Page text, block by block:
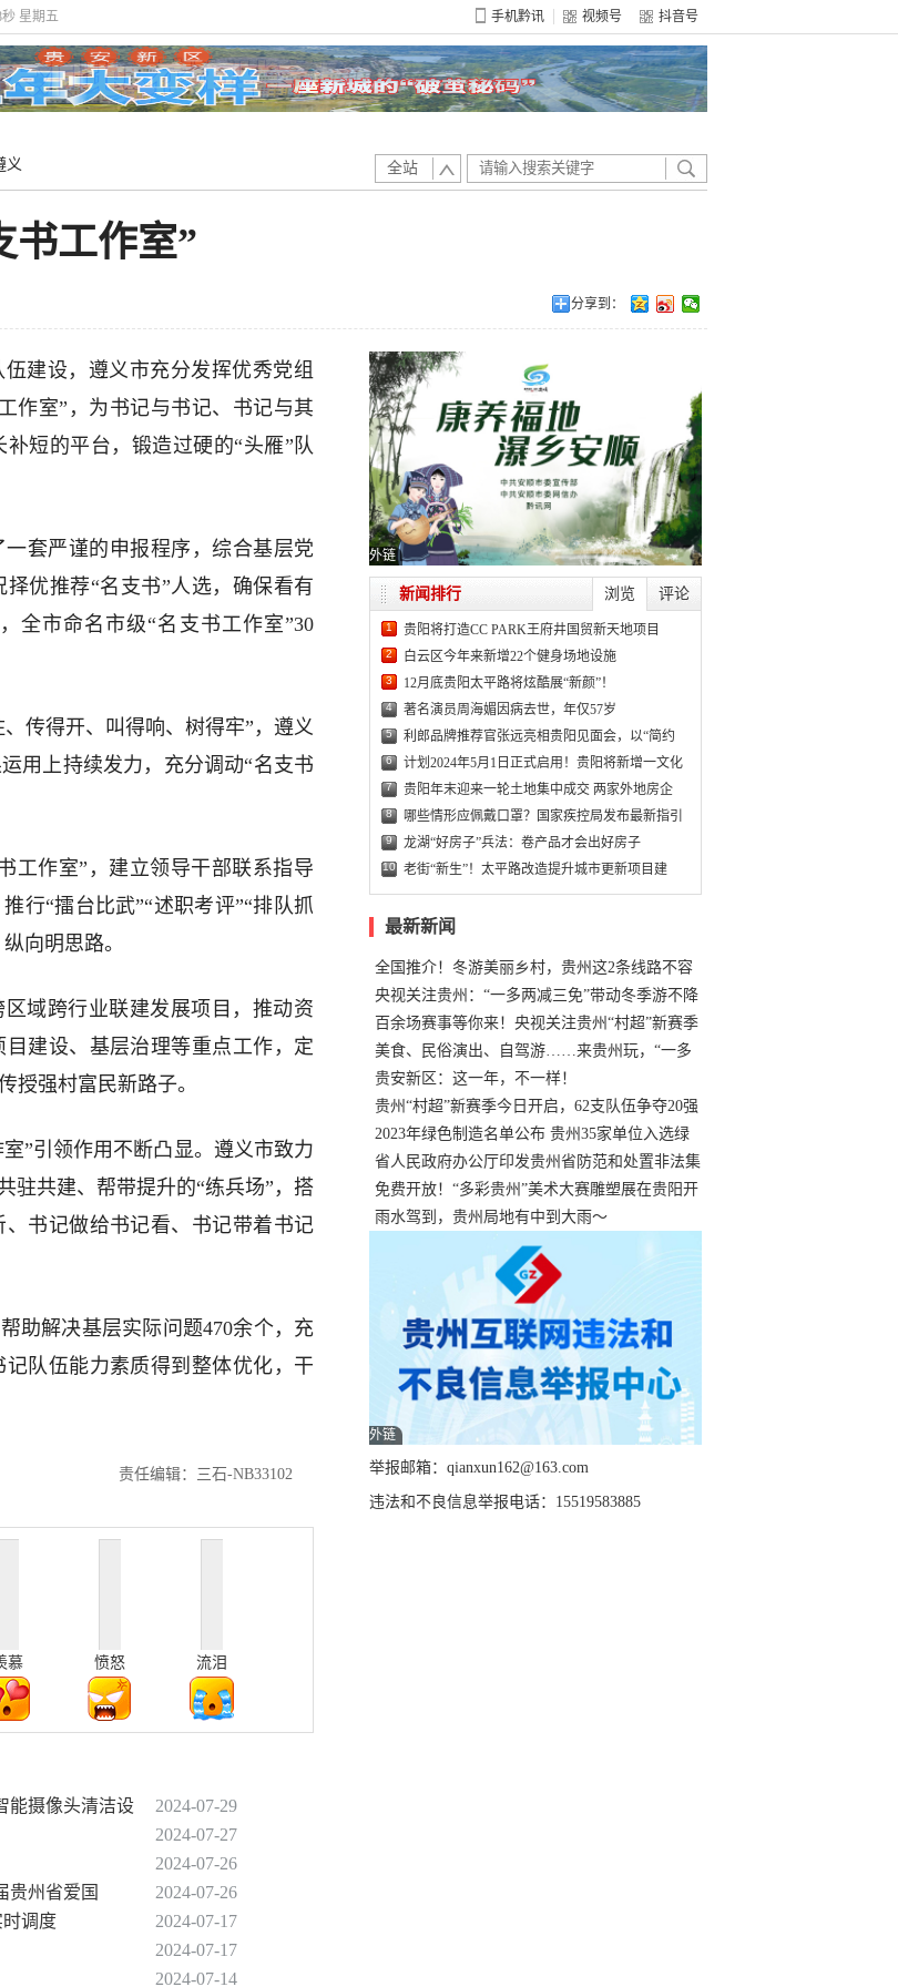
秒 星期五 手机黔讯 视频号 抖音号
义 全站
书工作室”
分享到：
建设，遵义市充分发挥优秀党组
作室”，为书记与书记、书记与其
短的平台，锻造过硬的“头雁”队
套严谨的申报程序，综合基层党
优推荐“名支书”人选，确保看有
全市命名市级“名支书工作室”30
传得开、叫得响、树得牢”，遵义
用上持续发力，充分调动“名支书
工作室”，建立领导干部联系指导
行“擂台比武”“述职考评”“排队抓
向明思路。
域跨行业联建发展项目，推动资
建设、基层治理等重点工作，定
授强村富民新路子。
”引领作用不断凸显。遵义市致力
驻共建、帮带提升的“练兵场”，搭
书记做给书记看、书记带着书记
助解决基层实际问题470余个，充
队伍能力素质得到整体优化，干
责任编辑：三石-NB33102
慕 愤怒 流泪
能摄像头清洁设
2024-07-29
2024-07-27
2024-07-26
贵州省爱国
2024-07-26
时调度
2024-07-17
2024-07-17
2024-07-14
外链
浏览 评论
新闻排行
1 贵阳将打造CC PARK王府井国贸新天地项目
2 白云区今年来新增22个健身场地设施
3 12月底贵阳太平路将炫酷展“新颜”！
4 著名演员周海媚因病去世，年仅57岁
5 利郎品牌推荐官张远亮相贵阳见面会，以“简约
6 计划2024年5月1日正式启用！贵阳将新增一文化
7 贵阳年末迎来一轮土地集中成交 两家外地房企
8 哪些情形应佩戴口罩？国家疾控局发布最新指引
9 龙湖“好房子”兵法：卷产品才会出好房子
10 老街“新生”！太平路改造提升城市更新项目建
最新新闻
全国推介！冬游美丽乡村，贵州这2条线路不容
错过
央视关注贵州：“一多两减三免”带动冬季游不降
温
百余场赛事等你来！央视关注贵州“村超”新赛季
正式“打响”
美食、民俗演出、自驾游……来贵州玩，“一多
两减三免”！
贵安新区：这一年，不一样！
贵州“村超”新赛季今日开启，62支队伍争夺20强
名额
2023年绿色制造名单公布 贵州35家单位入选绿
色工厂
省人民政府办公厅印发贵州省防范和处置非法集
资工作实施细则
免费开放！“多彩贵州”美术大赛雕塑展在贵阳开
展，持续至1月19日
雨水驾到，贵州局地有中到大雨～
外链
举报邮箱：qianxun162@163.com
违法和不良信息举报电话：15519583885